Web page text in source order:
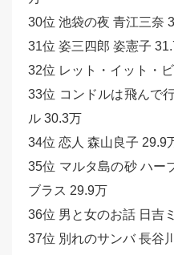
30位 池袋の夜 青江三奈
31位 姿三四郎 姿憲子
32位 レット・イット・
33位 コンドルは飛んで
ル 30.3万
34位 恋人 森山良子 29.9
35位 マルタ島の砂 ハー
ブラス 29.9万
36位 男と女のお話 日吉
37位 別れのサンバ 長谷